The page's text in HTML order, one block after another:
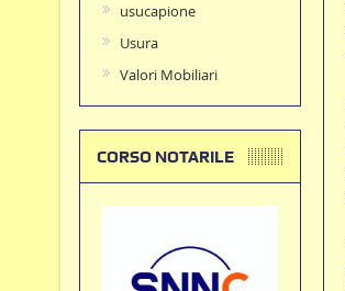
usucapione
Usura
Valori Mobiliari
CORSO NOTARILE